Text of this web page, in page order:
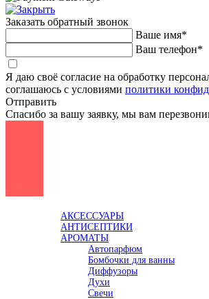
Заказать обратный звонок
Ваше имя*
Ваш телефон*
Я даю своё согласие на обработку
соглашаюсь с условиями политики
Отправить
Спасибо за вашу заявку, мы вам
АКСЕССУАРЫ
АНТИСЕПТИКИ
АРОМАТЫ
Автопарфюм
Бомбочки для ванны
Диффузоры
Духи
Свечи